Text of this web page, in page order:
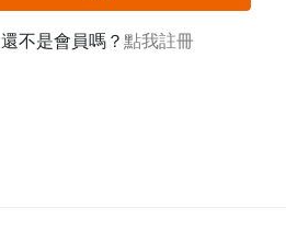
還不是會員嗎？點我註冊